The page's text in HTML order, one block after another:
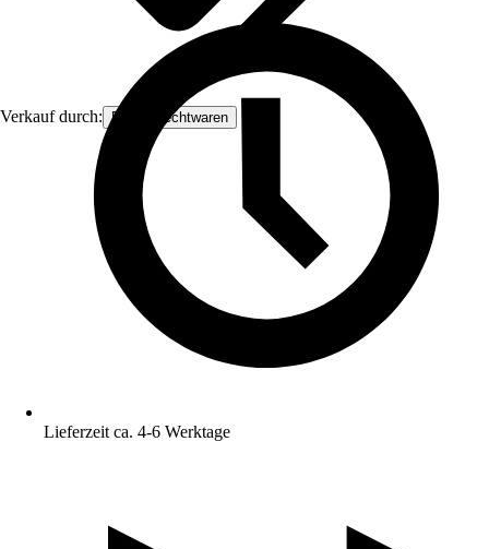
Verkauf durch: Frank Flechtwaren
Lieferzeit ca. 4-6 Werktage